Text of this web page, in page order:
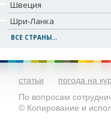
Швеция
Шри-Ланка
ВСЕ СТРАНЫ...
статьи погода на
По вопросам
© Копирование и